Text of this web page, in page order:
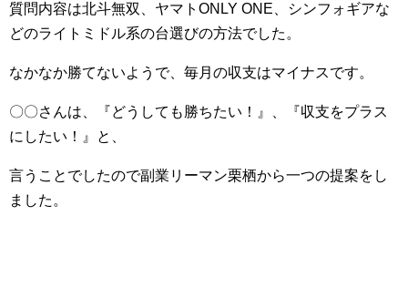
質問内容は北斗無双、ヤマトONLY ONE、シンフォギアな
どのライトミドル系の台選びの方法でした。
なかなか勝てないようで、毎月の収支はマイナスです。
〇〇さんは、『どうしても勝ちたい！』、『収支をプラス
にしたい！』と、
言うことでしたので副業リーマン栗栖から一つの提案をし
ました。